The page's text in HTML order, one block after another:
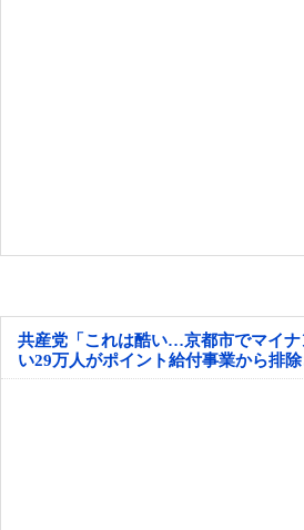
共産党「これは酷い…京都市でマイ
い29万人がポイント給付事業から排除